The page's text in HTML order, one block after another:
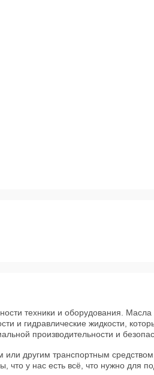
техники и оборудования.
и гидравлические жидкости,
производительности и
другим транспортным
у нас есть всё, что нужно для